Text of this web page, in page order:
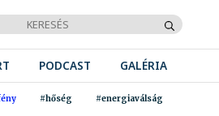
PODCAST GALÉRIA
#hőség #energiaválság